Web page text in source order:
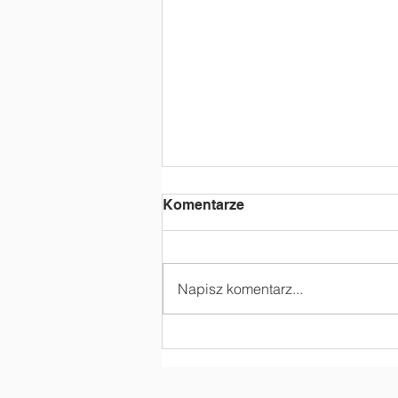
Komentarze
Napisz komentarz...